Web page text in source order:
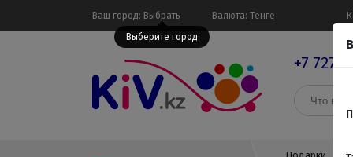
Ваш город: Выбрать Валюта: Тенге
+7 727
Выберите город